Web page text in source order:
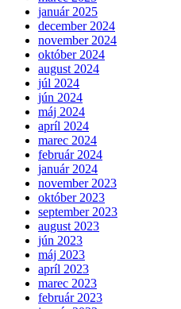
január 2025
december 2024
november 2024
október 2024
august 2024
júl 2024
jún 2024
máj 2024
apríl 2024
marec 2024
február 2024
január 2024
november 2023
október 2023
september 2023
august 2023
jún 2023
máj 2023
apríl 2023
marec 2023
február 2023